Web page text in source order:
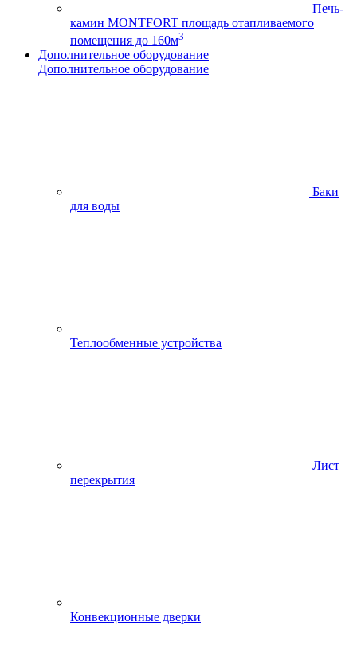
Печь-
камин MONTFORT площадь отапливаемого
помещения до 160м3
Дополнительное оборудование
Дополнительное оборудование
Баки
для воды
Теплообменные устройства
Лист
перекрытия
Конвекционные дверки